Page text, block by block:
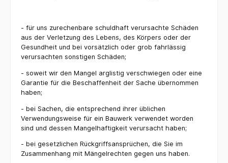
- für uns zurechenbare schuldhaft verursachte Schäden
aus der Verletzung des Lebens, des Körpers oder der
Gesundheit und bei vorsätzlich oder grob fahrlässig
verursachten sonstigen Schäden;
- soweit wir den Mangel arglistig verschwiegen oder eine
Garantie für die Beschaffenheit der Sache übernommen
haben;
- bei Sachen, die entsprechend ihrer üblichen
Verwendungsweise für ein Bauwerk verwendet worden
sind und dessen Mangelhaftigkeit verursacht haben;
- bei gesetzlichen Rückgriffsansprüchen, die Sie im
Zusammenhang mit Mängelrechten gegen uns haben.